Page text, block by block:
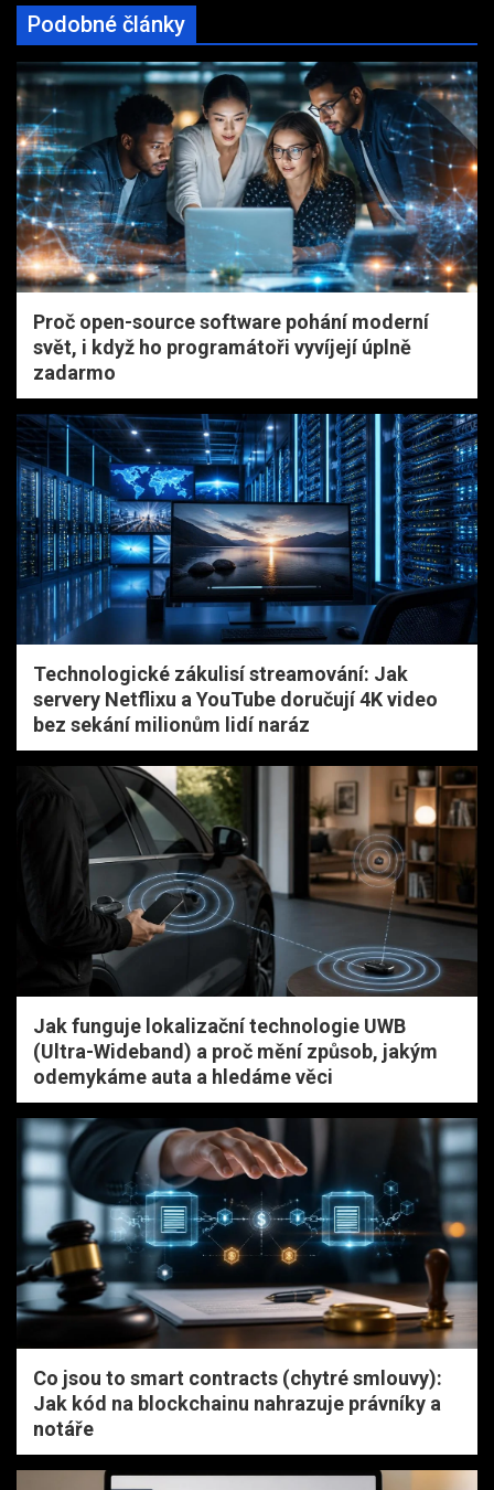
Podobné články
Proč open-source software pohání moderní
svět, i když ho programátoři vyvíjejí úplně
zadarmo
Technologické zákulisí streamování: Jak
servery Netflixu a YouTube doručují 4K video
bez sekání milionům lidí naráz
Jak funguje lokalizační technologie UWB
(Ultra-Wideband) a proč mění způsob, jakým
odemykáme auta a hledáme věci
Co jsou to smart contracts (chytré smlouvy):
Jak kód na blockchainu nahrazuje právníky a
notáře